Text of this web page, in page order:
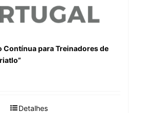
Contínua para Treinadores de
Detalhes